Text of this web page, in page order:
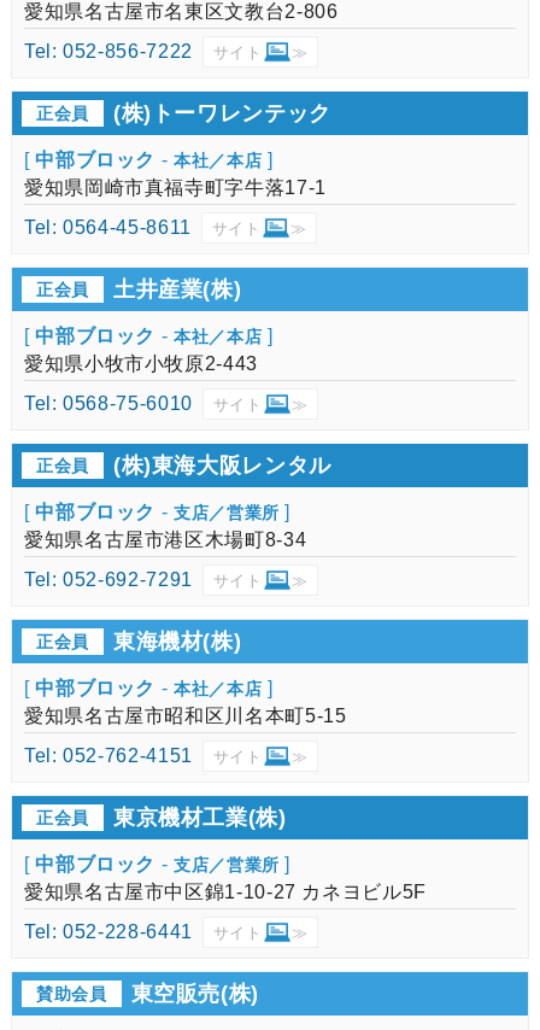
愛知県名古屋市名東区文教台2-806
Tel: 052-856-7222
サイト ≫
正会員 (株)トーワレンテック
[中部ブロック - 本社／本店 ]
愛知県岡崎市真福寺町字牛落17-1
Tel: 0564-45-8611
サイト ≫
正会員 土井産業(株)
[中部ブロック - 本社／本店 ]
愛知県小牧市小牧原2-443
Tel: 0568-75-6010
サイト ≫
正会員 (株)東海大阪レンタル
[中部ブロック - 支店／営業所 ]
愛知県名古屋市港区木場町8-34
Tel: 052-692-7291
サイト ≫
正会員 東海機材(株)
[中部ブロック - 本社／本店 ]
愛知県名古屋市昭和区川名本町5-15
Tel: 052-762-4151
サイト ≫
正会員 東京機材工業(株)
[中部ブロック - 支店／営業所 ]
愛知県名古屋市中区錦1-10-27 カネヨビル5F
Tel: 052-228-6441
サイト ≫
賛助会員 東空販売(株)